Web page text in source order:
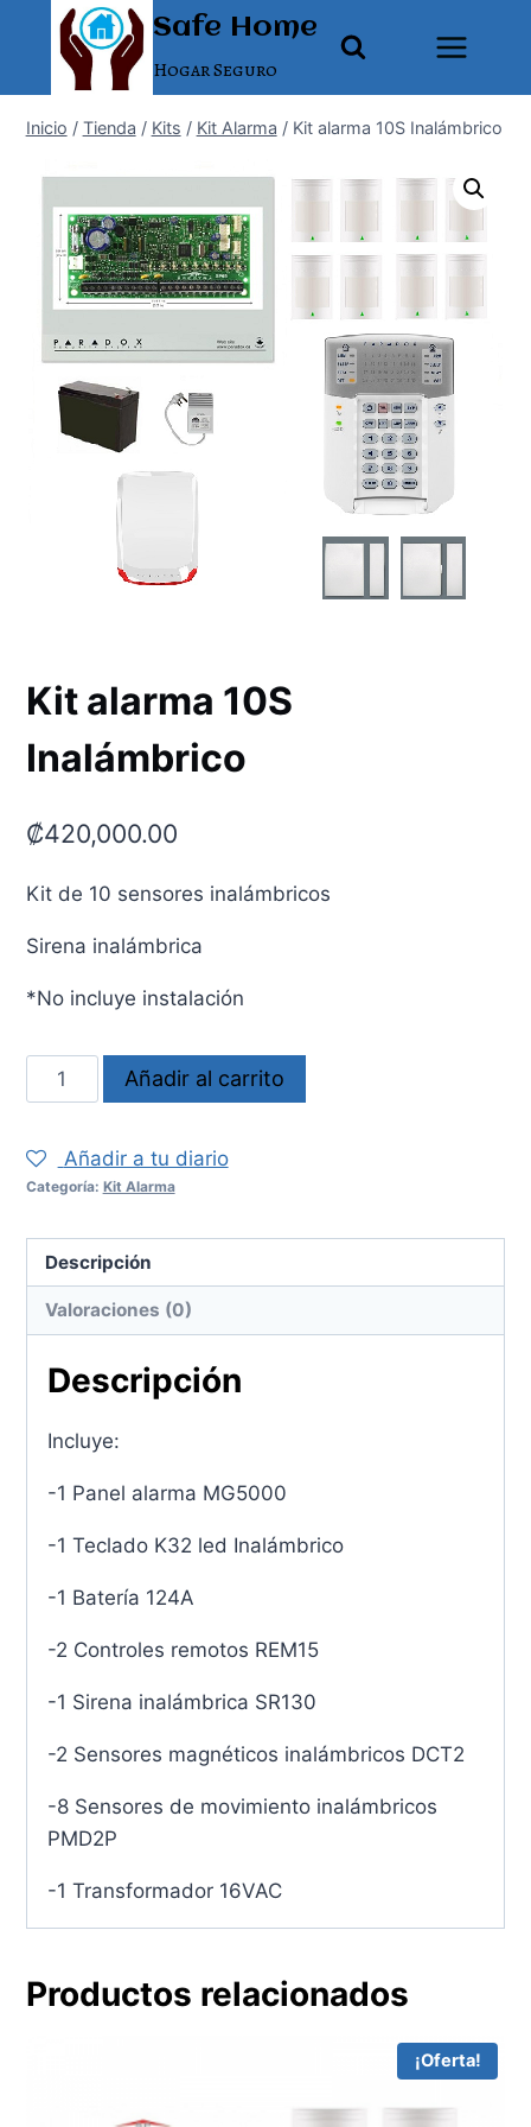
contenido
Safe Home
Hogar Seguro
Inicio / Tienda / Kits / Kit Alarma / Kit alarma 10S Inalámbrico
Kit alarma 10S
Inalámbrico
₡420,000.00
Kit de 10 sensores inalámbricos
Sirena inalámbrica
*No incluye instalación
alarma
Inalámbrico
cantidad
Añadir al carrito
Añadir a tu diario
Categoría: Kit Alarma
Descripción
Valoraciones (0)
Descripción
Incluye:
-1 Panel alarma MG5000
-1 Teclado K32 led Inalámbrico
-1 Batería 124A
-2 Controles remotos REM15
-1 Sirena inalámbrica SR130
-2 Sensores magnéticos inalámbricos DCT2
-8 Sensores de movimiento inalámbricos
PMD2P
-1 Transformador 16VAC
Productos relacionados
¡Oferta!